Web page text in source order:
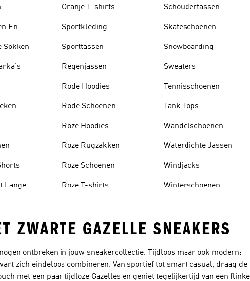
En
Sokken
Lange
Oranje T-shirts
Sportkleding
Sporttassen
Regenjassen
Rode Hoodies
Rode Schoenen
Roze Hoodies
Roze Rugzakken
Roze Schoenen
Roze T-shirts
Schoudertassen
Skateschoenen
Snowboarding
Sweaters
Tennisschoenen
Tank Tops
Wandelschoenen
Waterdichte Jassen
Windjacks
Winterschoenen
ZWARTE GAZELLE SNEAKERS
ontbreken in jouw sneakercollectie. Tijdloos maar ook modern:
zich eindeloos combineren. Van sportief tot smart casual, draag de
met een paar tijdloze Gazelles en geniet tegelijkertijd van een flinke